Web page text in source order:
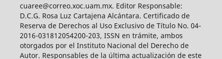
cuaree@correo.xoc.uam.mx. Editor Responsable:
D.C.G. Rosa Luz Cartajena Alcántara. Certificado de
Reserva de Derechos al Uso Exclusivo de Título No. 04-
2016-031812054200-203, ISSN en trámite, ambos
otorgados por el Instituto Nacional del Derecho de
Autor. Responsables de la última actualización de este